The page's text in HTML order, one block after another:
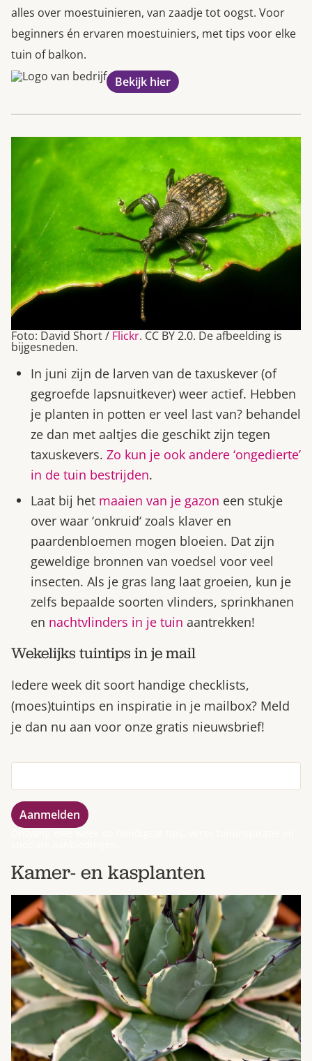
alles over moestuinieren, van zaadje tot oogst. Voor
beginners én ervaren moestuiniers, met tips voor elke
tuin of balkon.
Bekijk hier
Foto: David Short / Flickr. CC BY 2.0. De afbeelding is
bijgesneden.
In juni zijn de larven van de taxuskever (of
gegroefde lapsnuitkever) weer actief. Hebben
je planten in potten er veel last van? behandel
ze dan met aaltjes die geschikt zijn tegen
taxuskevers. Zo kun je ook andere ‘ongedierte’
in de tuin bestrijden.
Laat bij het maaien van je gazon een stukje
over waar ‘onkruid‘ zoals klaver en
paardenbloemen mogen bloeien. Dat zijn
geweldige bronnen van voedsel voor veel
insecten. Als je gras lang laat groeien, kun je
zelfs bepaalde soorten vlinders, sprinkhanen
en nachtvlinders in je tuin aantrekken!
Wekelijks tuintips in je mail
Iedere week dit soort handige checklists,
(moes)tuintips en inspiratie in je mailbox? Meld
je dan nu aan voor onze gratis nieuwsbrief!
Kamer- en kasplanten